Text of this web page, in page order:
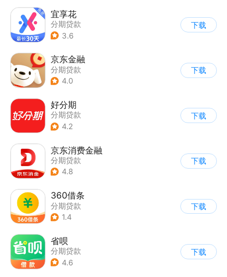
宜享花
分期贷款
3.6
下载
京东金融
分期贷款
4.0
下载
好分期
分期贷款
4.2
下载
京东消费金融
分期贷款
4.8
下载
360借条
分期贷款
1.4
下载
省呗
分期贷款
4.6
下载